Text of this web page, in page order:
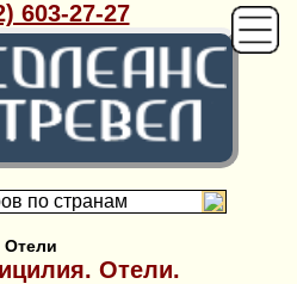
603-27-27
по странам
Отели.